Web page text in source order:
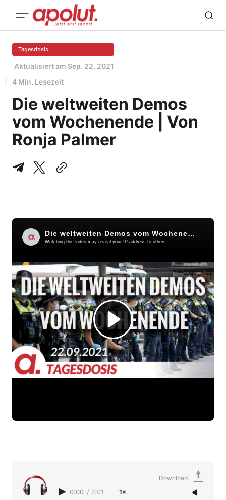
Tagesdosis
Aktualisiert am Sep. 22, 2021
4 Min. Lesezeit
Die weltweiten Demos
vom Wochenende | Von
Ronja Palmer
0:00 / 7:01 1×
Download